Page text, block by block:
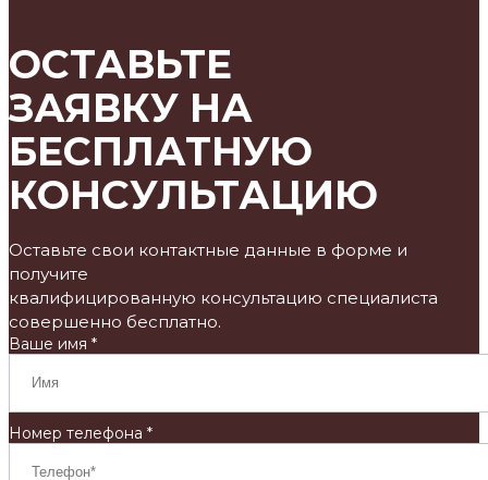
ОСТАВЬТЕ
ЗАЯВКУ НА
БЕСПЛАТНУЮ
КОНСУЛЬТАЦИЮ
Оставьте свои контактные данные в форме и
получите
квалифицированную консультацию специалиста
совершенно бесплатно.
Ваше имя *
Номер телефона *